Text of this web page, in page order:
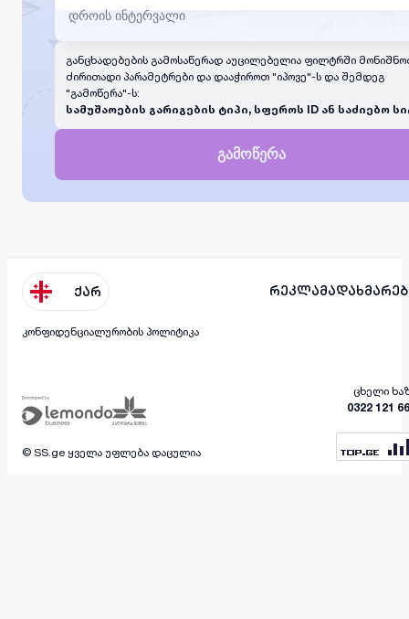
განცხადებების გამოსაწერად აუცილებელია ფილტრში
ძირითადი პარამეტრები და დააჭიროთ "იპოვე"-ს და შემდეგ
"გამოწერა"-ს:
სამუშაოების გარიგების ტიპი, სფეროს ID ან საძიებო
გამოწერა
ქარ რეკლამა
კონფიდენციალურობის პოლიტიკა
ცხელი
0322 121
© SS.ge ყველა უფლება დაცულია